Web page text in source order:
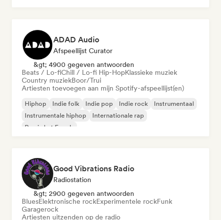
ADAD Audio
Afspeellijst Curator
&gt; 4900 gegeven antwoorden
Beats / Lo-fiChill / Lo-fi Hip-HopKlassieke muziek
Country muziekBoor/Trui
Artiesten toevoegen aan mijn Spotify-afspeellijst(en)
Hiphop Indie folk Indie pop Indie rock
Instrumentaal
Instrumentale hiphop
Internationale rap
Rap in het Engels
Good Vibrations Radio
Radiostation
&gt; 2900 gegeven antwoorden
BluesElektronische rockExperimentele rockFunk
Garagerock
Artiesten uitzenden op de radio